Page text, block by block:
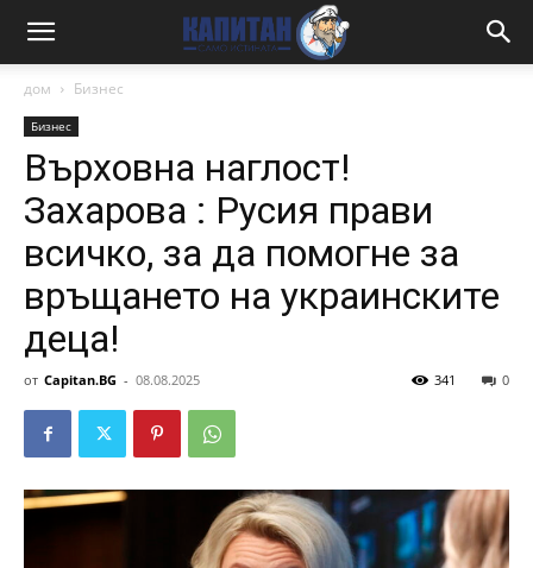
дом Бизнес
Бизнес
Върховна наглост!
Захарова : Русия прави
всичко, за да помогне за
връщането на украинските
деца!
от Capitan.BG - 08.08.2025 0
341